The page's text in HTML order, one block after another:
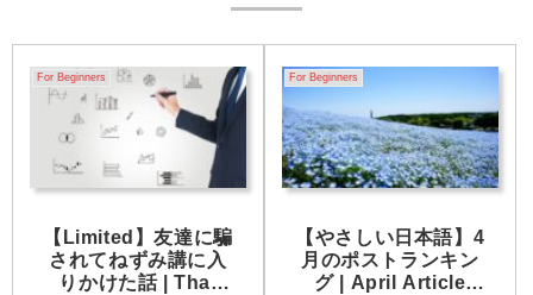
For Beginners
【Limited】友達に騙
されてねずみ講に入
りかけた話 | That
For Beginners
【やさしい日本語】4
月のポストランキン
グ | April Article